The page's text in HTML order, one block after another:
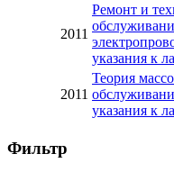
2011
Ремонт и
указания к
2011
Теория
указания к
Фильтр